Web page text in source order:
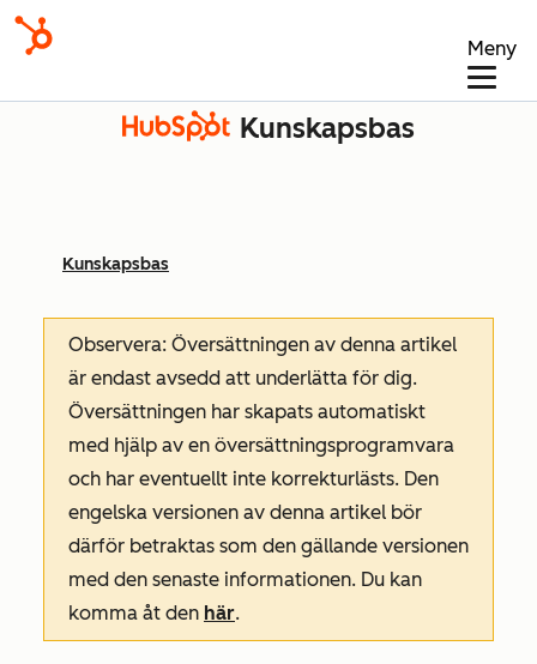
Meny
Kunskapsbas
Kunskapsbas
Observera: Översättningen av denna artikel
är endast avsedd att underlätta för dig.
Översättningen har skapats automatiskt
med hjälp av en översättningsprogramvara
och har eventuellt inte korrekturlästs. Den
engelska versionen av denna artikel bör
därför betraktas som den gällande versionen
med den senaste informationen. Du kan
komma åt den här.